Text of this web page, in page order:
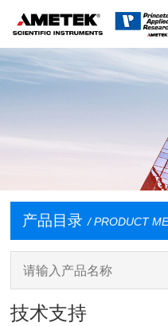
产品目录 / PRODUCT
技术支持